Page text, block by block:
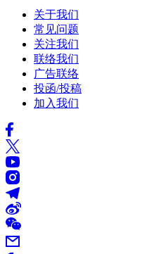
关于我们
常见问题
关注我们
联络我们
广告联络
投函/投稿
加入我们